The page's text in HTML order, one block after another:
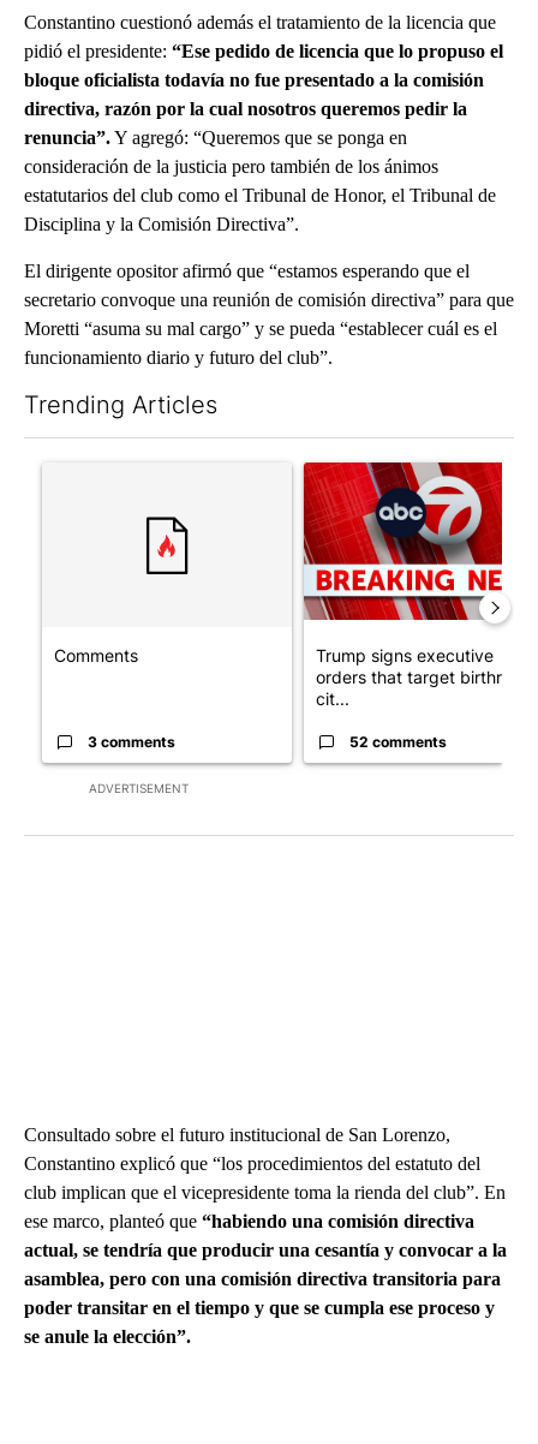
Constantino cuestionó además el tratamiento de la licencia que
pidió el presidente: “Ese pedido de licencia que lo propuso el
bloque oficialista todavía no fue presentado a la comisión
directiva, razón por la cual nosotros queremos pedir la
renuncia”.Y agregó: “Queremos que se ponga en
consideración de la justicia pero también de los ánimos
estatutarios del club como el Tribunal de Honor, el Tribunal de
Disciplina y la Comisión Directiva”.
El dirigente opositor afirmó que “estamos esperando que el
secretario convoque una reunión de comisión directiva” para que
Moretti “asuma su mal cargo” y se pueda “establecer cuál es el
funcionamiento diario y futuro del club”.
Trending Articles
ADVERTISEMENT
A trending article titled "Comments" with 3 comments.
Comments
3 comments
A trending article titled
Trump signs executive
orders that target birthright
cit...
52 comments
Consultado sobre el futuro institucional de San Lorenzo,
Constantino explicó que “los procedimientos del estatuto del
club implican que el vicepresidente toma la rienda del club”. En
ese marco, planteó que “habiendo una comisión directiva
actual, se tendría que producir una cesantía y convocar a la
asamblea, pero con una comisión directiva transitoria para
poder transitar en el tiempo y que se cumpla ese proceso y
se anule la elección”.